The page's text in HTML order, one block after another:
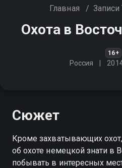
Главная /
Охота в
16+
Россия
Сюжет
Кроме захватывающих
об охоте немецкой знати в
побывать в интересных